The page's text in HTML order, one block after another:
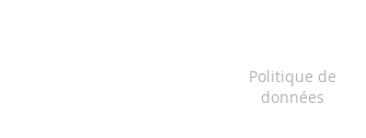
Politique de
données